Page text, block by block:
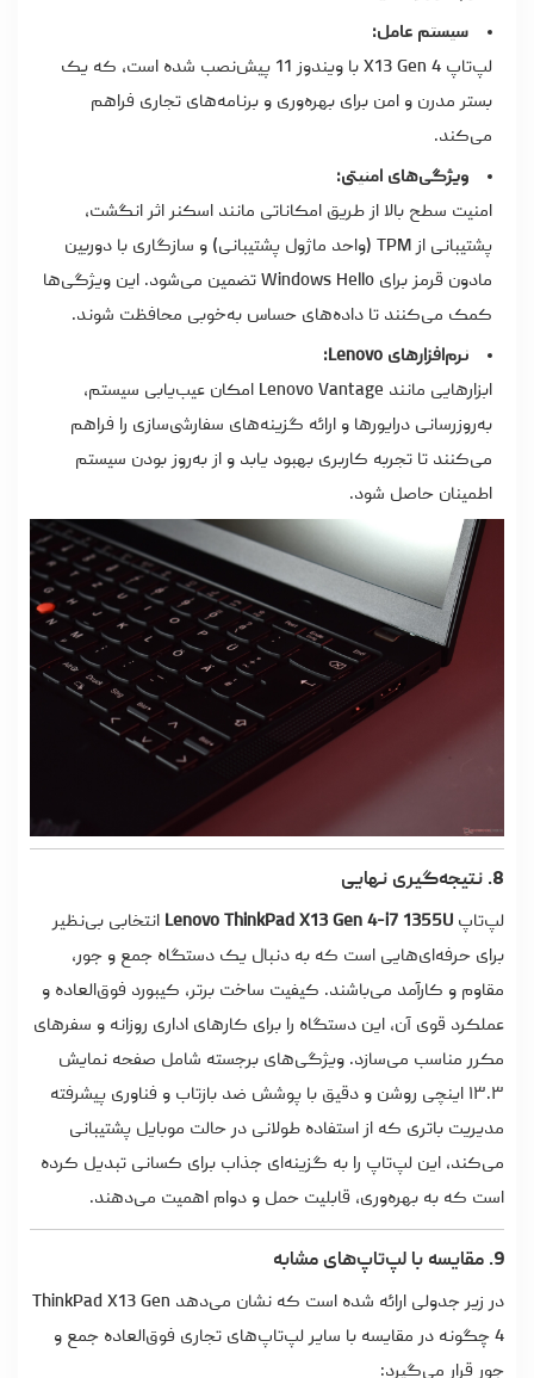
سیستم عامل:
لپ‌تاپ X13 Gen 4 با ویندوز 11 پیش‌نصب شده است، که یک
بستر مدرن و امن برای بهره‌وری و برنامه‌های تجاری فراهم
می‌کند.
ویژگی‌های امنیتی:
امنیت سطح بالا از طریق امکاناتی مانند اسکنر اثر انگشت،
پشتیبانی از TPM (واحد ماژول پشتیبانی) و سازگاری با دوربین
مادون قرمز برای Windows Hello تضمین می‌شود. این ویژگی‌ها
کمک می‌کنند تا داده‌های حساس به‌خوبی محافظت شوند.
نرم‌افزارهای Lenovo:
ابزارهایی مانند Lenovo Vantage امکان عیب‌یابی سیستم،
به‌روزرسانی درایورها و ارائه گزینه‌های سفارشی‌سازی را فراهم
می‌کنند تا تجربه کاربری بهبود یابد و از به‌روز بودن سیستم
اطمینان حاصل شود.
8. نتیجه‌گیری نهایی
لپ‌تاپ Lenovo ThinkPad X13 Gen 4-i7 1355U انتخابی بی‌نظیر
برای حرفه‌ای‌هایی است که به دنبال یک دستگاه جمع و جور،
مقاوم و کارآمد می‌باشند. کیفیت ساخت برتر، کیبورد فوق‌العاده و
عملکرد قوی آن، این دستگاه را برای کارهای اداری روزانه و سفرهای
مکرر مناسب می‌سازد. ویژگی‌های برجسته شامل صفحه نمایش
۱۳.۳ اینچی روشن و دقیق با پوشش ضد بازتاب و فناوری پیشرفته
مدیریت باتری که از استفاده طولانی در حالت موبایل پشتیبانی
می‌کند، این لپ‌تاپ را به گزینه‌ای جذاب برای کسانی تبدیل کرده
است که به بهره‌وری، قابلیت حمل و دوام اهمیت می‌دهند.
9. مقایسه با لپ‌تاپ‌های مشابه
در زیر جدولی ارائه شده است که نشان می‌دهد ThinkPad X13 Gen
4 چگونه در مقایسه با سایر لپ‌تاپ‌های تجاری فوق‌العاده جمع و
جور قرار می‌گیرد: